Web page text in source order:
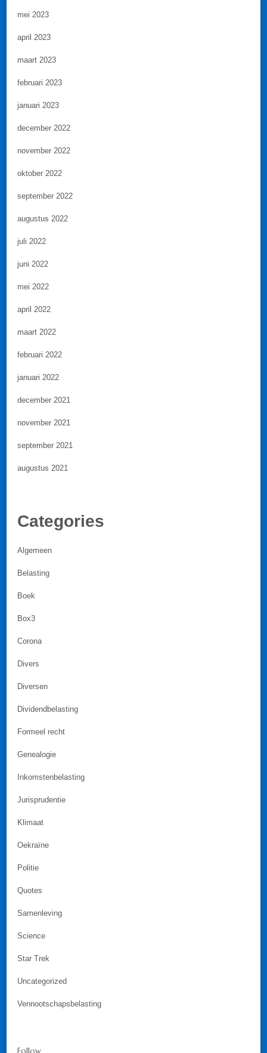
mei 2023
april 2023
maart 2023
februari 2023
januari 2023
december 2022
november 2022
oktober 2022
september 2022
augustus 2022
juli 2022
juni 2022
mei 2022
april 2022
maart 2022
februari 2022
januari 2022
december 2021
november 2021
september 2021
augustus 2021
Categories
Algemeen
Belasting
Boek
Box3
Corona
Divers
Diversen
Dividendbelasting
Formeel recht
Genealogie
Inkomstenbelasting
Jurisprudentie
Klimaat
Oekraïne
Politie
Quotes
Samenleving
Science
Star Trek
Uncategorized
Vennootschapsbelasting